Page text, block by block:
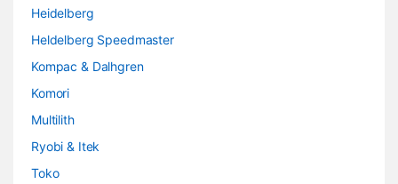
Heidelberg
Heldelberg Speedmaster
Kompac & Dalhgren
Komori
Multilith
Ryobi & Itek
Toko